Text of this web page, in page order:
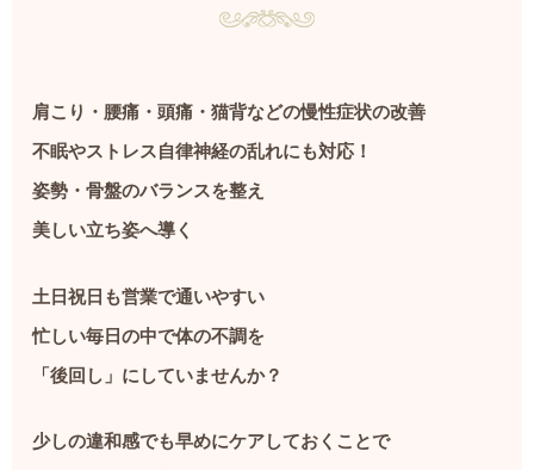
肩こり・腰痛・頭痛・猫背などの慢性症状の改善
不眠やストレス自律神経の乱れにも対応！
姿勢・骨盤のバランスを整え
美しい立ち姿へ導く
土日祝日も営業で通いやすい
忙しい毎日の中で体の不調を
「後回し」にしていませんか？
少しの違和感でも早めにケアしておくことで